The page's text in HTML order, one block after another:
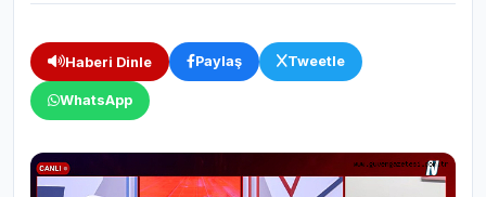
Haberi Dinle Paylaş Tweetle
WhatsApp